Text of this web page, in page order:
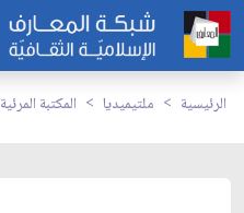
الرئيسية ملتيميديا المكتبة المرئية